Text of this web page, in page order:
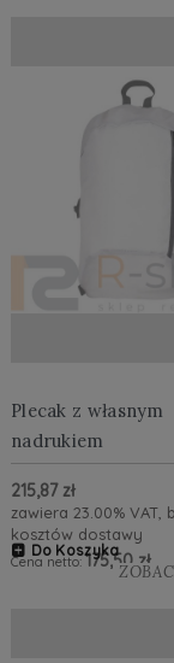
Plecak z własnym
nadrukiem
215,87 zł
zawiera 23.00% VAT,
kosztów dostawy
Cena netto:175,50 zł
Do Koszyka